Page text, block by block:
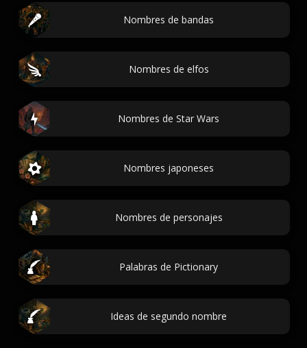
Nombres de bandas
Nombres de elfos
Nombres de Star Wars
Nombres japoneses
Nombres de personajes
Palabras de Pictionary
Ideas de segundo nombre